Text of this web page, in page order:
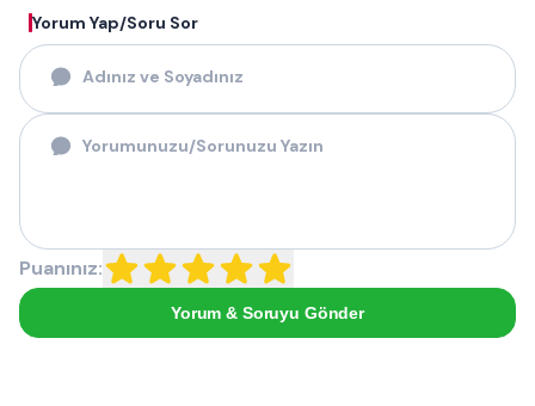
Yorum Yap/Soru Sor
Puanınız:
Yorum & Soruyu Gönder